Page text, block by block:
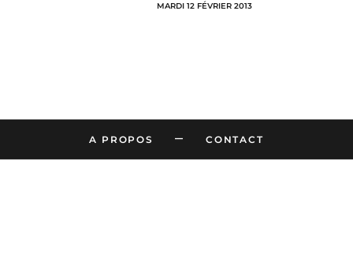
MARDI 12 FÉVRIER 2013
A PROPOS – CONTACT